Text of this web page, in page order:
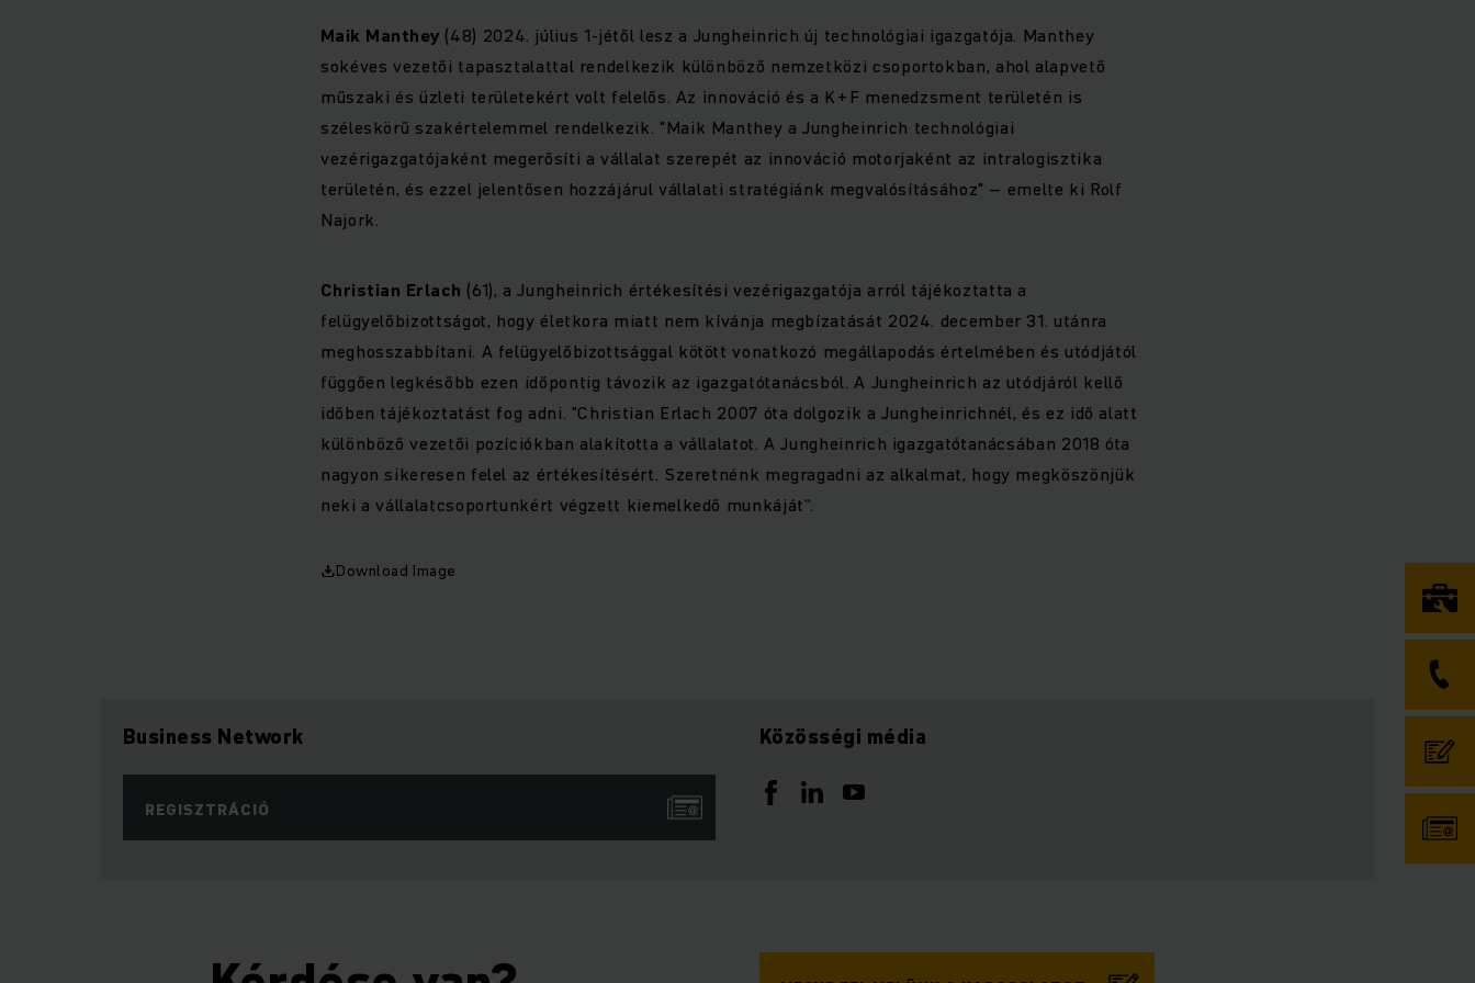
Maik Manthey (48) 2024. július 1-jétől lesz a Jungheinrich új technológiai igazgatója. Manthey
sokéves vezetői tapasztalattal rendelkezik különböző nemzetközi csoportokban, ahol alapvető
műszaki és üzleti területekért volt felelős. Az innováció és a K+F menedzsment területén is
széleskörű szakértelemmel rendelkezik. "Maik Manthey a Jungheinrich technológiai
vezérigazgatójaként megerősíti a vállalat szerepét az innováció motorjaként az intralogisztika
területén, és ezzel jelentősen hozzájárul vállalati stratégiánk megvalósításához" – emelte ki Rolf
Najork.
Christian Erlach (61), a Jungheinrich értékesítési vezérigazgatója arról tájékoztatta a
felügyelőbizottságot, hogy életkora miatt nem kívánja megbízatását 2024. december 31. utánra
meghosszabbítani. A felügyelőbizottsággal kötött vonatkozó megállapodás értelmében és utódjától
függően legkésőbb ezen időpontig távozik az igazgatótanácsból. A Jungheinrich az utódjáról kellő
időben tájékoztatást fog adni. "Christian Erlach 2007 óta dolgozik a Jungheinrichnél, és ez idő alatt
különböző vezetői pozíciókban alakította a vállalatot. A Jungheinrich igazgatótanácsában 2018 óta
nagyon sikeresen felel az értékesítésért. Szeretnénk megragadni az alkalmat, hogy megköszönjük
neki a vállalatcsoportunkért végzett kiemelkedő munkáját”.
Download Image
Business Network
REGISZTRÁCIÓ
Közösségi média